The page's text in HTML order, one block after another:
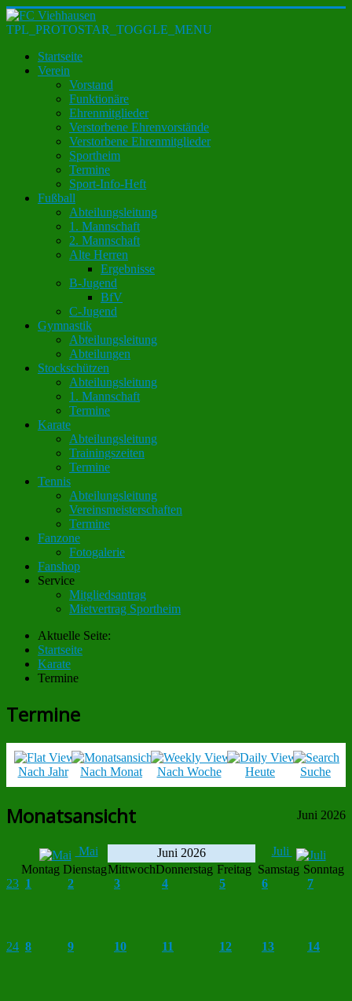
TPL_PROTOSTAR_TOGGLE_MENU
Startseite
Verein
Vorstand
Funktionäre
Ehrenmitglieder
Verstorbene Ehrenvorstände
Verstorbene Ehrenmitglieder
Sportheim
Termine
Sport-Info-Heft
Fußball
Abteilungsleitung
1. Mannschaft
2. Mannschaft
Alte Herren
Ergebnisse
B-Jugend
BfV
C-Jugend
Gymnastik
Abteilungsleitung
Abteilungen
Stockschützen
Abteilungsleitung
1. Mannschaft
Termine
Karate
Abteilungsleitung
Trainingszeiten
Termine
Tennis
Abteilungsleitung
Vereinsmeisterschaften
Termine
Fanzone
Fotogalerie
Fanshop
Service
Mitgliedsantrag
Mietvertrag Sportheim
Aktuelle Seite:
Startseite
Karate
Termine
Termine
Nach Jahr Nach Monat Nach Woche Heute Suche
Monatsansicht Juni 2026
Mai Juni 2026
Juli
Montag DienstagMittwochDonnerstag Freitag Samstag Sonntag
23 1 2 3 4 5 6 7
24 8 9 10 11 12 13 14